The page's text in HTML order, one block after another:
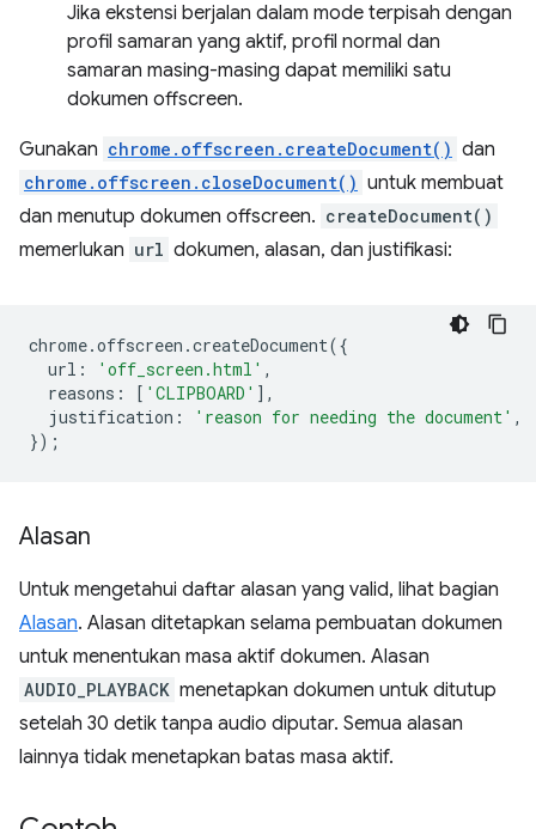
Jika ekstensi berjalan dalam mode terpisah dengan
profil samaran yang aktif, profil normal dan
samaran masing-masing dapat memiliki satu
dokumen offscreen.
Gunakan chrome.offscreen.createDocument() dan
chrome.offscreen.closeDocument() untuk membuat
dan menutup dokumen offscreen. createDocument()
memerlukan url dokumen, alasan, dan justifikasi:
chrome.offscreen .createDocument({
url : 'off_screen.html' ,
reasons : [ 'CLIPBOARD' ],
justification : 'reason for needing the document' ,
});
Alasan
Untuk mengetahui daftar alasan yang valid, lihat bagian
Alasan. Alasan ditetapkan selama pembuatan dokumen
untuk menentukan masa aktif dokumen. Alasan
AUDIO_PLAYBACK menetapkan dokumen untuk ditutup
setelah 30 detik tanpa audio diputar. Semua alasan
lainnya tidak menetapkan batas masa aktif.